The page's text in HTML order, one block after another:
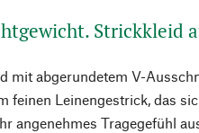
Strickkleid
mit abgerundetem V-
feinen Leinengestrick, das
angenehmes Tragegefühl